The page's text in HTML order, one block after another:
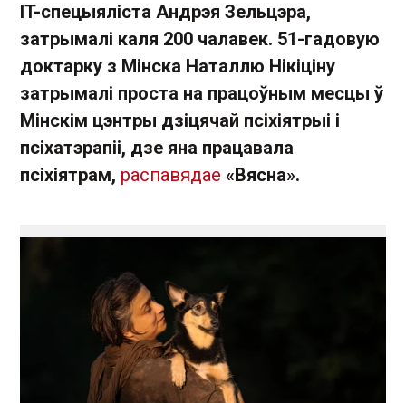
IT-спецыяліста Андрэя Зельцэра,
затрымалі каля 200 чалавек. 51-гадовую
доктарку з Мінска Наталлю Нікіціну
затрымалі проста на працоўным месцы ў
Мінскім цэнтры дзіцячай псіхіятрыі і
псіхатэрапіі, дзе яна працавала
псіхіятрам, распавядае «Вясна».